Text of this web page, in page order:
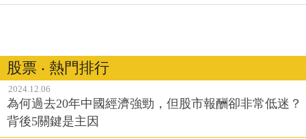
股票 ‧ 熱門排行
2024.12.06
為何過去20年中國經濟強勁，但股市報酬卻非常低迷？
背後5關鍵是主因